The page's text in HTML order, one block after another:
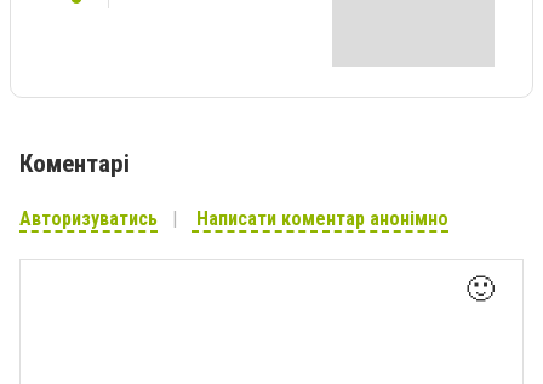
Коментарі
Авторизуватись Написати коментар анонімно
🙂